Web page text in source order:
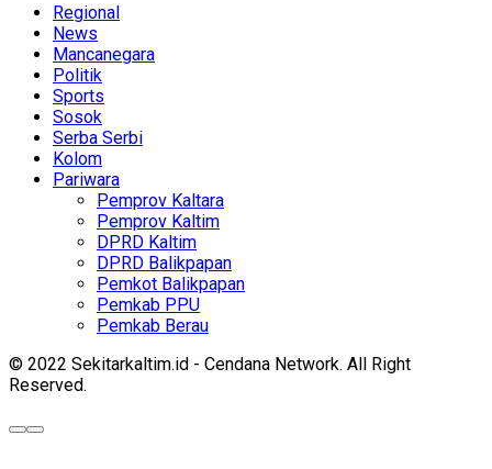
Regional
News
Mancanegara
Politik
Sports
Sosok
Serba Serbi
Kolom
Pariwara
Pemprov Kaltara
Pemprov Kaltim
DPRD Kaltim
DPRD Balikpapan
Pemkot Balikpapan
Pemkab PPU
Pemkab Berau
© 2022 Sekitarkaltim.id - Cendana Network. All Right
Reserved.